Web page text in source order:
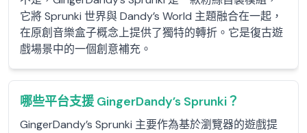
它將 Sprunki 世界與 Dandy’s World 主題融合在一起，
在原創音樂盒子概念上提供了獨特的轉折。它是復古遊
戲場景中的一個創意補充。
哪些平台支援 GingerDandy’s Sprunki？
GingerDandy’s Sprunki 主要作為基於瀏覽器的遊戲提